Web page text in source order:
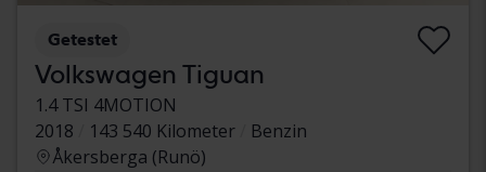
Getestet
Volkswagen Tiguan
1.4 TSI 4MOTION
2018
143 540 Kilometer
Benzin
Åkersberga (Runö)